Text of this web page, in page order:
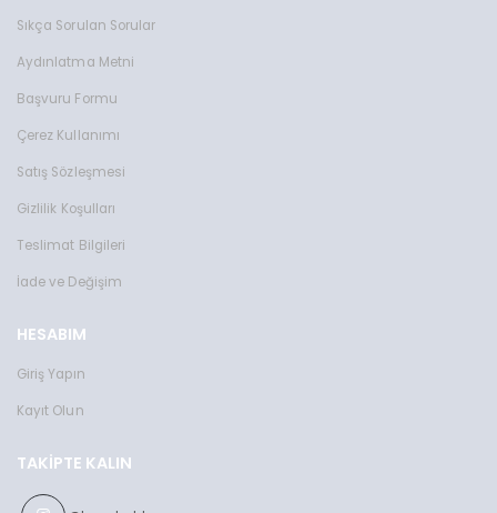
Sıkça Sorulan Sorular
Aydınlatma Metni
Başvuru Formu
Çerez Kullanımı
Satış Sözleşmesi
Gizlilik Koşulları
Teslimat Bilgileri
İade ve Değişim
HESABIM
Giriş Yapın
Kayıt Olun
TAKIPTE KALIN